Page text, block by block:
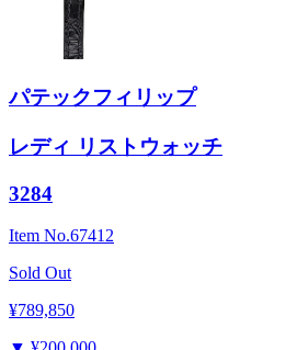
パテックフィリップ
レディ リストウォッチ
3284
Item No.67412
Sold Out
¥789,850